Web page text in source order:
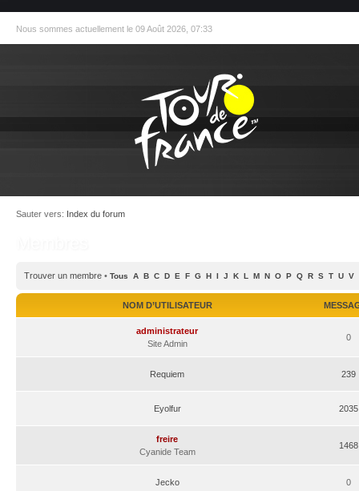
Nous sommes actuellement le 09 Août 2026, 07:33
Sauter vers: Index du forum
Trouver un membre • Tous A B C D E F G H I J K L M N O P Q R S T U V
NOM D’UTILISATEUR
administrateur
Site Admin
0
Requiem 239
Eyolfur 2035
freire
Cyanide Team
1468
Jecko 0